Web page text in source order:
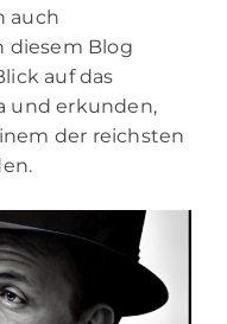
auch
diesem Blog
auf das
und erkunden,
der reichsten